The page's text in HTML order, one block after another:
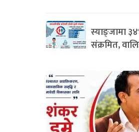
स्याङ्जामा
संक्रमित,